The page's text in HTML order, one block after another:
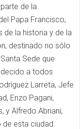
de la
Papa Francisco,
de la historia y de la
destinado no sólo
Sede que
a todos
Larreta, Jefe
Enzo Pagani,
y Alfredo Abriani,
de esta ciudad.